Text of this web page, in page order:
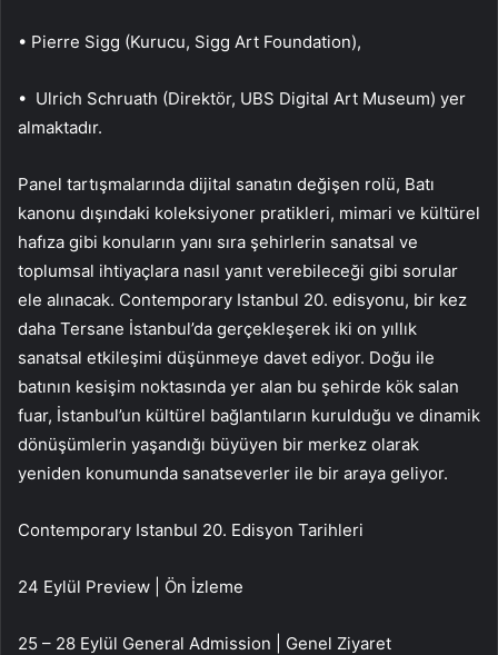
• Pierre Sigg (Kurucu, Sigg Art Foundation),
• Ulrich Schruath (Direktör, UBS Digital Art Museum) yer
almaktadır.
Panel tartışmalarında dijital sanatın değişen rolü, Batı
kanonu dışındaki koleksiyoner pratikleri, mimari ve kültürel
hafıza gibi konuların yanı sıra şehirlerin sanatsal ve
toplumsal ihtiyaçlara nasıl yanıt verebileceği gibi sorular
ele alınacak. Contemporary Istanbul 20. edisyonu, bir kez
daha Tersane İstanbul’da gerçekleşerek iki on yıllık
sanatsal etkileşimi düşünmeye davet ediyor. Doğu ile
batının kesişim noktasında yer alan bu şehirde kök salan
fuar, İstanbul’un kültürel bağlantıların kurulduğu ve dinamik
dönüşümlerin yaşandığı büyüyen bir merkez olarak
yeniden konumunda sanatseverler ile bir araya geliyor.
Contemporary Istanbul 20. Edisyon Tarihleri
24 Eylül Preview | Ön İzleme
25 – 28 Eylül General Admission | Genel Ziyaret